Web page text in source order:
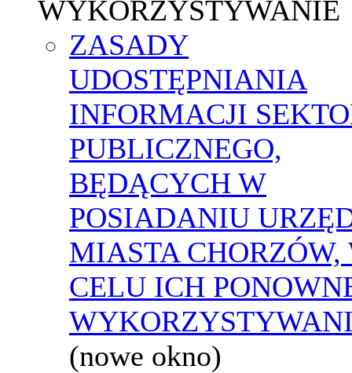
WYKORZYSTYWANIE
ZASADY
UDOSTĘPNIANIA
INFORMACJI
PUBLICZNEGO,
BĘDĄCYCH W
POSIADANIU
MIASTA CHORZÓW,
CELU ICH
(nowe okno)